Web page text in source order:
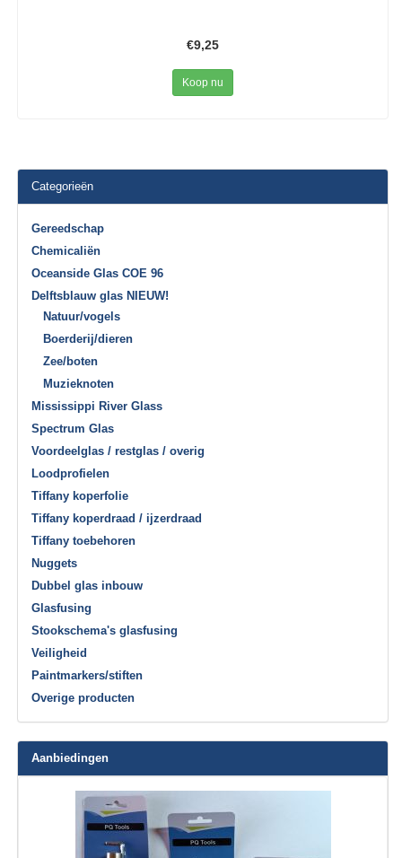
€9,25
Koop nu
Categorieën
Gereedschap
Chemicaliën
Oceanside Glas COE 96
Delftsblauw glas NIEUW!
Natuur/vogels
Boerderij/dieren
Zee/boten
Muzieknoten
Mississippi River Glass
Spectrum Glas
Voordeelglas / restglas / overig
Loodprofielen
Tiffany koperfolie
Tiffany koperdraad / ijzerdraad
Tiffany toebehoren
Nuggets
Dubbel glas inbouw
Glasfusing
Stookschema's glasfusing
Veiligheid
Paintmarkers/stiften
Overige producten
Aanbiedingen